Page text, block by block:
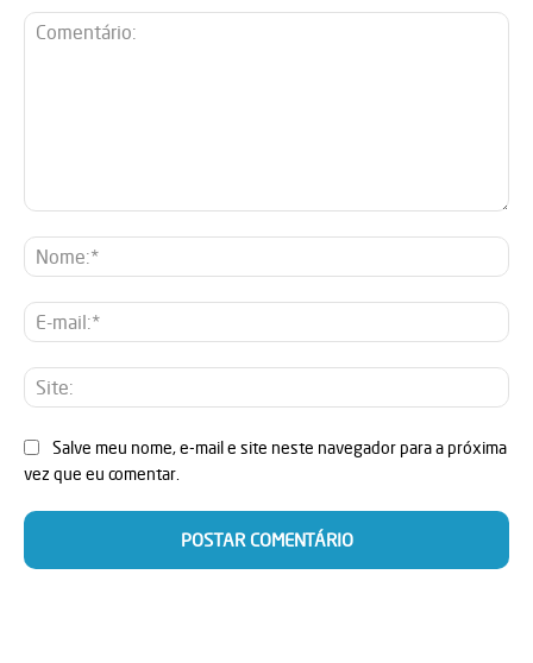
E-
Salve meu nome, e-mail e site neste navegador para a próxima
vez que eu comentar.